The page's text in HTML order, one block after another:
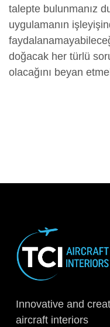
talepte bulunmanız
uygulamanın
doğacak her türlü
olacağını beyan
Innovative and
aircraft interiors